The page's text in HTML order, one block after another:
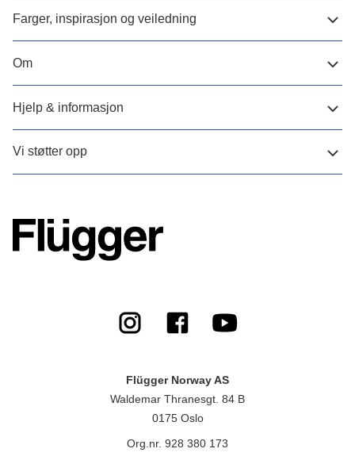
Farger, inspirasjon og veiledning
Om
Hjelp & informasjon
Vi støtter opp
Flügger Norway AS
Waldemar Thranesgt. 84 B
0175 Oslo
Org.nr. 928 380 173